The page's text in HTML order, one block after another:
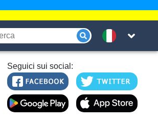
Seguici sui social: